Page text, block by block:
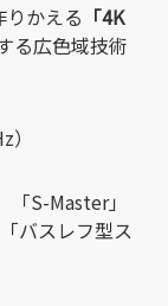
かえる 「4K
る広色域技術
S-Master」
バスレフ型ス